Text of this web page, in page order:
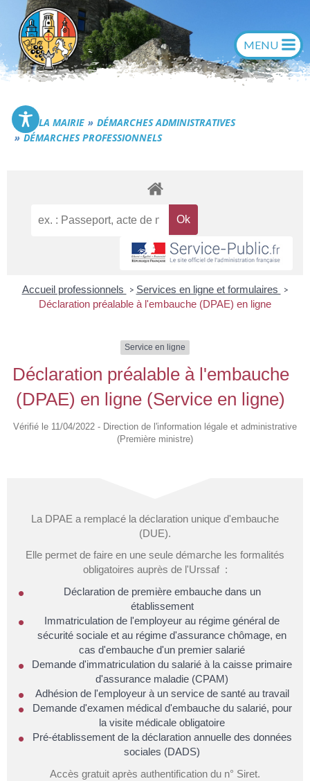
contenu
Commune de Générac
LA MAIRIE
DÉMARCHES ADMINISTRATIVES
DÉMARCHES PROFESSIONNELS
Accueil professionnels > Services en ligne et formulaires >
Déclaration préalable à l'embauche (DPAE) en ligne
Service en ligne
Déclaration préalable à l'embauche
(DPAE) en ligne (Service en ligne)
Vérifié le 11/04/2022 - Direction de l'information légale et administrative
(Première ministre)
La DPAE a remplacé la déclaration unique d'embauche
(DUE).
Elle permet de faire en une seule démarche les formalités
obligatoires auprès de l'Urssaf :
Déclaration de première embauche dans un
établissement
Immatriculation de l'employeur au régime général de
sécurité sociale et au régime d'assurance chômage, en
cas d'embauche d'un premier salarié
Demande d'immatriculation du salarié à la caisse primaire
d'assurance maladie (CPAM)
Adhésion de l'employeur à un service de santé au travail
Demande d'examen médical d'embauche du salarié, pour
la visite médicale obligatoire
Pré-établissement de la déclaration annuelle des données
sociales (DADS)
Accès gratuit après authentification du n° Siret.